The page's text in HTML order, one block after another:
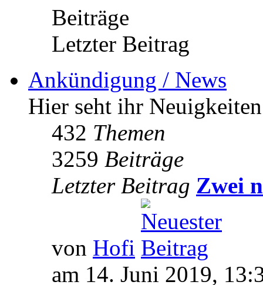
Beiträge
Letzter Beitrag
Ankündigung / News
Hier seht ihr
432 Themen
3259 Beiträge
Letzter Beitrag Zwei
von Hofi
am 14. Juni 2019,